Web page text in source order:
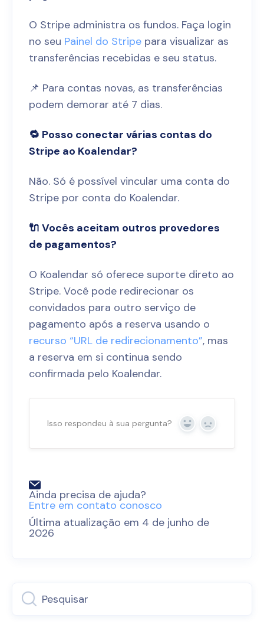
O Stripe administra os fundos. Faça login
no seu Painel do Stripe para visualizar as
transferências recebidas e seu status.
📌 Para contas novas, as transferências
podem demorar até 7 dias.
🔁 Posso conectar várias contas do
Stripe ao Koalendar?
Não. Só é possível vincular uma conta do
Stripe por conta do Koalendar.
🔌 Vocês aceitam outros provedores
de pagamentos?
O Koalendar só oferece suporte direto ao
Stripe. Você pode redirecionar os
convidados para outro serviço de
pagamento após a reserva usando o
recurso “URL de redirecionamento”, mas
a reserva em si continua sendo
confirmada pelo Koalendar.
Isso respondeu à sua pergunta? Sim Não
Ainda precisa de ajuda?
Entre em contato conosco
Última atualização em 4 de junho de
2026